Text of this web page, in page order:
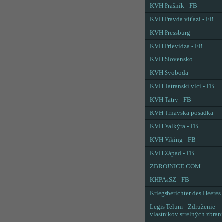
KVH Prašník - FB
KVH Pravda víťazí - FB
KVH Pressburg
KVH Prievidza - FB
KVH Slovensko
KVH Svoboda
KVH Tatranskí vlci - FB
KVH Tatry - FB
KVH Trnavská posádka
KVH Valkýra - FB
KVH Viking - FB
KVH Západ - FB
ZBROJNICE.COM
KHPAaSZ - FB
Kriegsberichter des Heeres
Legis Telum - Združenie
vlastníkov strelných